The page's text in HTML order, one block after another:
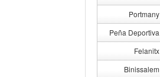
Portmany
Peña Deportiva
Felanitx
Binissalem